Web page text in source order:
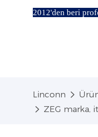
2012'den beri
Linconn
ZEG marka,